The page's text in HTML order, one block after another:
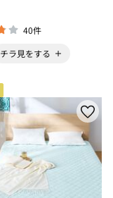
40件
チラ見をする